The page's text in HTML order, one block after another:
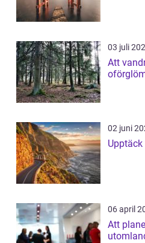
03 juli
Att
02 juni
06 april
Att